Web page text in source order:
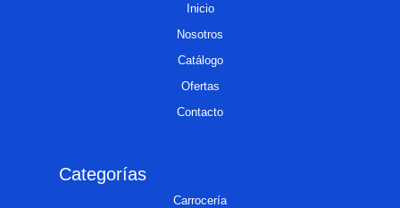
Inicio
Nosotros
Catálogo
Ofertas
Contacto
Categorías
Carrocería